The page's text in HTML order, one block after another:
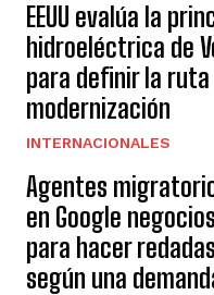
EEUU evalúa la
hidroeléctrica de
para definir la ruta
modernización
INTERNACIONALES
Agentes
en Google
para hacer redadas
según una